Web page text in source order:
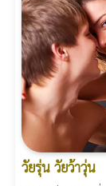
วัยรุ่น วัยว้าวุ่น